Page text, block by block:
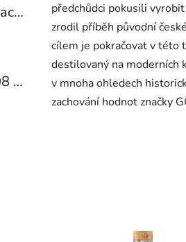
Meruňkový Likér Prunus Armeniaca 24% 0,7l
Diplomatico Single Vintage 2008 43% 0,7l
předchůdci pokusili
zrodil příběh původní
cílem je pokračovat v této
destilovaný na moderních
v mnoha ohledech
zachování hodnot značky